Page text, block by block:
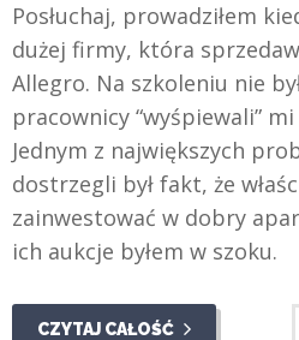
Posłuchaj, prowadziłem
dużej firmy, która
Allegro. Na szkoleniu nie
pracownicy “wyśpiewali”
Jednym z największych
dostrzegli był fakt, że
zainwestować w dobry
ich aukcje byłem w szoku.
CZYTAJ CAŁOŚĆ